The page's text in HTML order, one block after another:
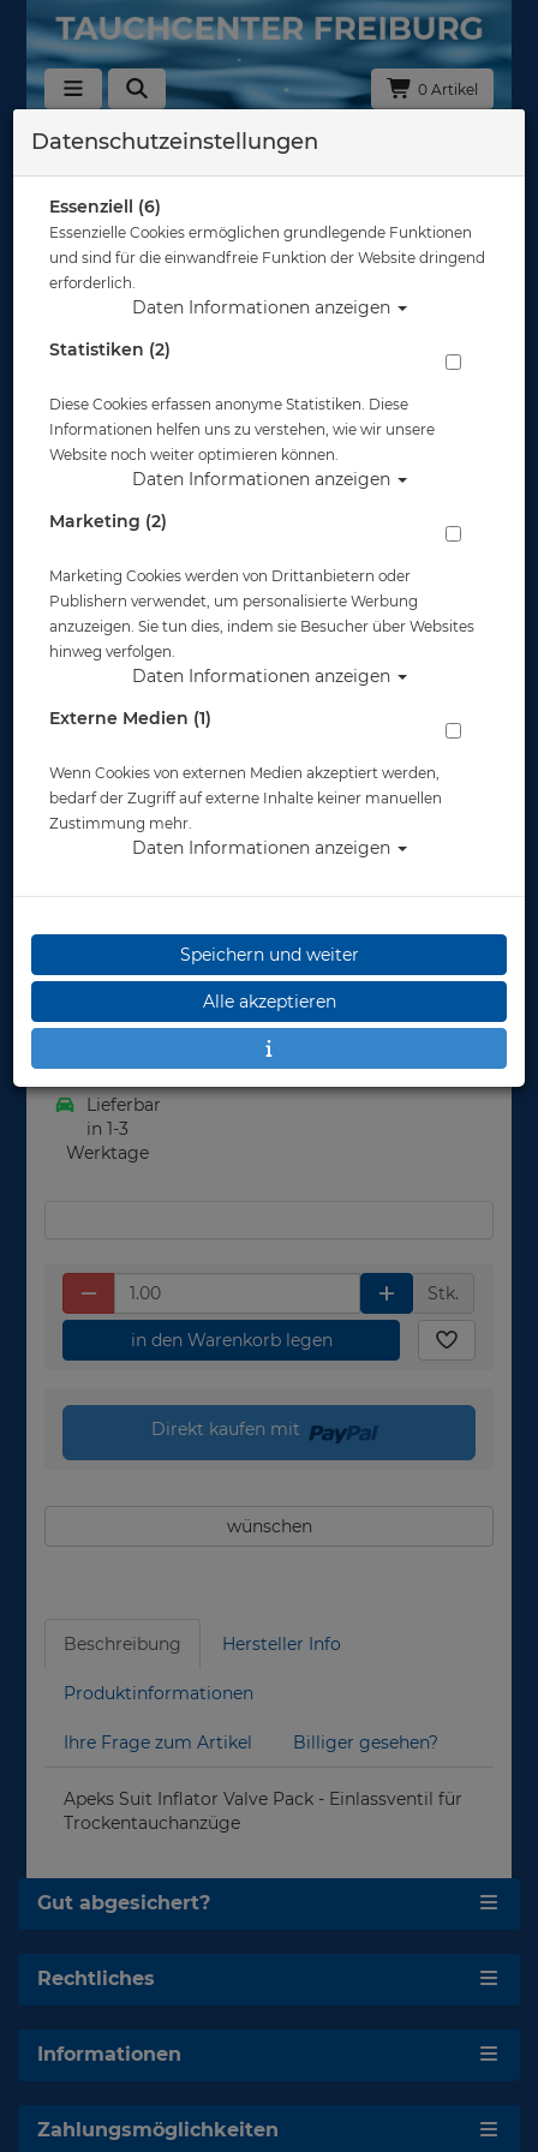
0 Artikel
Zurück
Apeks Suit Inflator Valve Pack -
Einlassventil für Trockentauchanzüge
Artikelnr.: apk-TL115142
Herstellerpreis: 59,00 €
59,00 €
Lieferbar
in 1-3
Werktage
Stk.
in den Warenkorb legen
Direkt kaufen mit
wünschen
Beschreibung Hersteller Info
Produktinformationen
Ihre Frage zum Artikel Billiger gesehen?
Apeks Suit Inflator Valve Pack - Einlassventil für
Trockentauchanzüge
Gut abgesichert?
Rechtliches
Informationen
Zahlungsmöglichkeiten
Datenschutzeinstellungen
Essenziell (6)
Essenzielle Cookies ermöglichen grundlegende Funktionen
und sind für die einwandfreie Funktion der Website dringend
erforderlich.
Daten Informationen anzeigen
Statistiken (2)
Diese Cookies erfassen anonyme Statistiken. Diese
Informationen helfen uns zu verstehen, wie wir unsere
Website noch weiter optimieren können.
Daten Informationen anzeigen
Marketing (2)
Marketing Cookies werden von Drittanbietern oder
Publishern verwendet, um personalisierte Werbung
anzuzeigen. Sie tun dies, indem sie Besucher über Websites
hinweg verfolgen.
Daten Informationen anzeigen
Externe Medien (1)
Wenn Cookies von externen Medien akzeptiert werden,
bedarf der Zugriff auf externe Inhalte keiner manuellen
Zustimmung mehr.
Daten Informationen anzeigen
Speichern und weiter
Alle akzeptieren